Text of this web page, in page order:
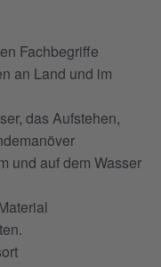
Fachbegriffe
an Land und im
das Aufstehen,
und auf dem Wasser